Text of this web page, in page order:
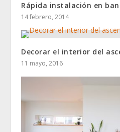
Rápida instalación en
14 febrero, 2014
Decorar el interior del
11 mayo, 2016